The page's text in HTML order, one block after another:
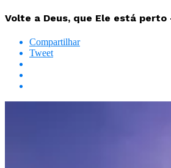
Volte a Deus, que Ele está perto
Compartilhar
Tweet